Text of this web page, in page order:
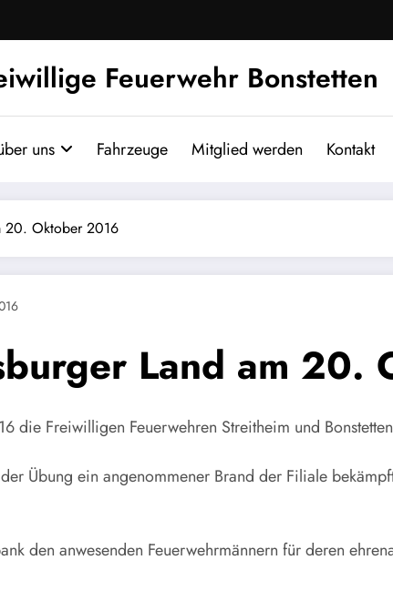
Feuerwehr Bonstetten
uns Fahrzeuge Mitglied werden Kontakt
20. Oktober 2016
Land am 20.
Freiwilligen Feuerwehren Streitheim und
Übung ein angenommener Brand der Filiale
den anwesenden Feuerwehrmännern für deren